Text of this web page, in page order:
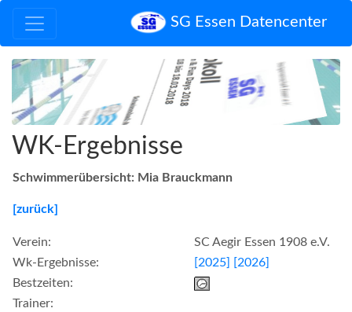
SG Essen Datencenter
WK-Ergebnisse
Schwimmerübersicht: Mia Brauckmann
[zurück]
Verein:
SC Aegir Essen 1908 e.V.
Wk-Ergebnisse:
[2025]
[2026]
Bestzeiten:
Trainer: